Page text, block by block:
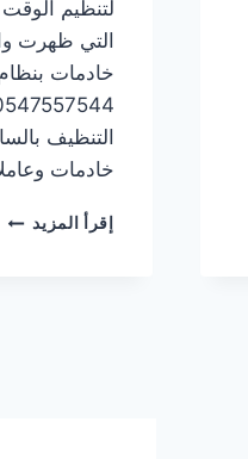
لتنظيم
التي ظهرت
خادمات
التنظيف
خادمات
إقرأ المزيد